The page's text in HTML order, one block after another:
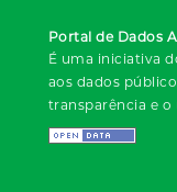
Portal de Dados
É uma iniciativa
aos dados
transparência e o